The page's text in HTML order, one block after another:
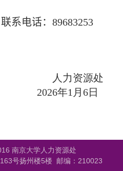
系电话：89683253
人力资源处
2026年1 月 6日
南京大学人力资源处
号扬州楼5楼 邮编：210023